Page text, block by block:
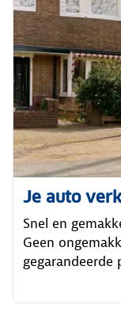
Je auto
Snel en
Geen
gegarandeerde